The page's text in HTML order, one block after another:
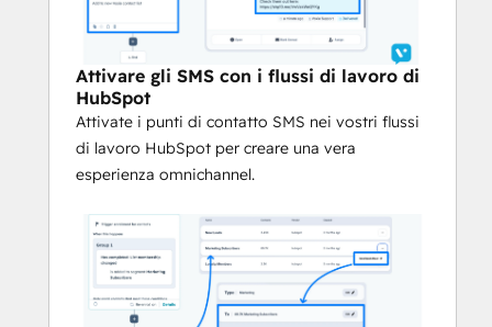
HubSpot
Attivate i punti di contatto SMS nei vostri
flussi di lavoro HubSpot per creare una
vera esperienza omnichannel.
Invii rapidi alle liste HubSpot
Inviate annunci o promozioni una tantum
alle vostre liste HubSpot in pochi clic.
Personalizzate con le variabili di contatto
e programmate il momento perfetto.
Abilitazione delle campagne Evergreen
Attivare gli SMS con i flussi di lavoro di
HubSpot
Attivate i punti di contatto SMS nei vostri flussi
di lavoro HubSpot per creare una vera
esperienza omnichannel.